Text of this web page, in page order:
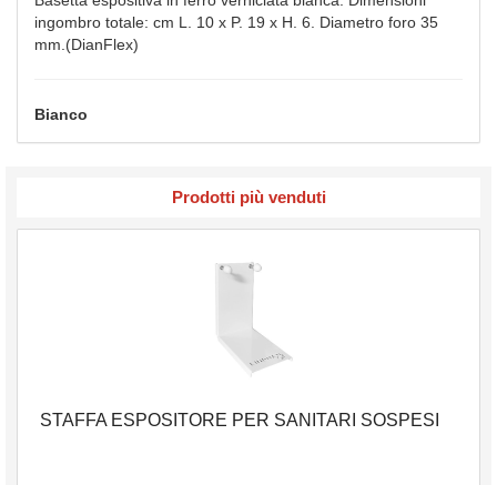
ingombro totale: cm L. 10 x P. 19 x H. 6. Diametro foro 35
mm.(DianFlex)
Bianco
Prodotti più venduti
STAFFA ESPOSITORE PER SANITARI SOSPESI